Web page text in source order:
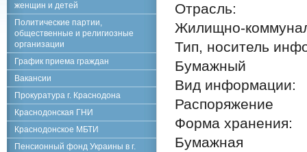
Отрасль:
Жилищно-
Тип, носитель
Бумажный
Вид информации:
Распоряжение
Форма хранения:
Бумажная
женщин и детей
Политические партии,
общественные и религиозные
организации
График приема граждан
Вакансии
Прокуратура г. Краснодона
Краснодонская ГНИ
Краснодонское МБТИ
Пенсионный фонд Украины в г.